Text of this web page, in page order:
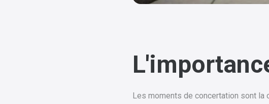
Les moments de concertation sont la